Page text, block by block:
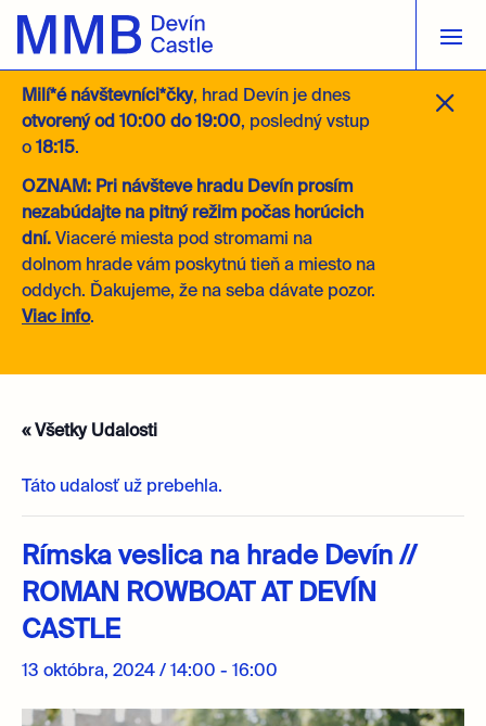
M
Milí*é návštevníci*čky, hrad Devín je dnes
otvorený od 10:00 do 19:00, posledný vstup
o 18:15.
OZNAM: Pri návšteve hradu Devín prosím
nezabúdajte na pitný režim počas horúcich
dní. Viaceré miesta pod stromami na
dolnom hrade vám poskytnú tieň a miesto na
oddych. Ďakujeme, že na seba dávate pozor.
Viac info.
« Všetky Udalosti
Táto udalosť už prebehla.
Rímska veslica na hrade Devín //
ROMAN ROWBOAT AT DEVÍN
CASTLE
13 októbra, 2024 / 14:00 - 16:00